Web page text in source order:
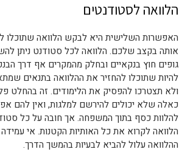
הלוואה לסטודנטים
האפשרות השלישית היא לבקש הלוואה שתוכלו
אותה בקצב שלכם. הלוואה לכל סטודנט ניתן
גופים חוץ בנקאיים ובחלק מהמקרים אף דרך
להיות שתוכלו להחזיר את ההלוואה בתנאים
ולא תצטרכו להפסיק את הלימודים. זה בהחלט
כאלה שלא יכולים להירשם למלגות, ואין להם
להלוות כסף בתוך המשפחה. אך חובה על כל
הלוואה לקרוא את כל האותיות הקטנות. אי
ההלוואה עלול להביא לבעיות בהמשך הדרך.